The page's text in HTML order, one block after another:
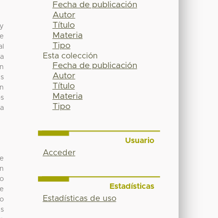
Fecha de publicación
Autor
Título
Materia
Tipo
Esta colección
Fecha de publicación
Autor
Título
Materia
Tipo
Usuario
Acceder
Estadísticas
Estadísticas de uso